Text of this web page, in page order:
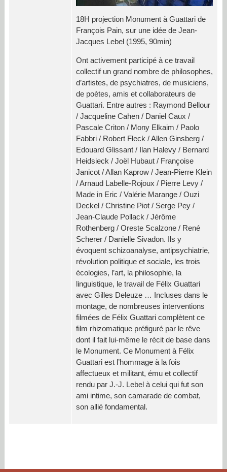
18H projection Monument à Guattari de
François Pain, sur une idée de Jean-
Jacques Lebel (1995, 90min)
Ont activement participé à ce travail
collectif un grand nombre de philosophes,
d’artistes, de psychiatres, de musiciens,
de poètes, amis et collaborateurs de
Guattari. Entre autres : Raymond Bellour
/ Jacqueline Cahen / Daniel Caux /
Pascale Criton / Mony Elkaim / Paolo
Fabbri / Robert Fleck / Allen Ginsberg /
Edouard Glissant / Ilan Halevy / Bernard
Heidsieck / Joël Hubaut / Françoise
Janicot / Allan Kaprow / Jean-Pierre Klein
/ Arnaud Labelle-Rojoux / Pierre Levy /
Made in Eric / Valérie Marange / Ouzi
Deckel / Christine Piot / Serge Pey /
Jean-Claude Pollack / Jérôme
Rothenberg / Oreste Scalzone / René
Scherer / Danielle Sivadon. Ils y
évoquent schizoanalyse, antipsychiatrie,
révolution politique et sociale, les trois
écologies, l’art, la philosophie, la
linguistique, le travail de Félix Guattari
avec Gilles Deleuze … Incluses dans le
montage, de nombreuses interventions
filmées de Félix Guattari complètent ce
film rhizomatique préfiguré par le rêve
dont il fait lui-même le récit de base dans
le Monument. Ce Monument à Félix
Guattari est l’hommage à la fois
affectueux et militant, ému et collectif
rendu par J.-J. Lebel à celui qui fut son
ami intime, son camarade de combat,
son allié fondamental.